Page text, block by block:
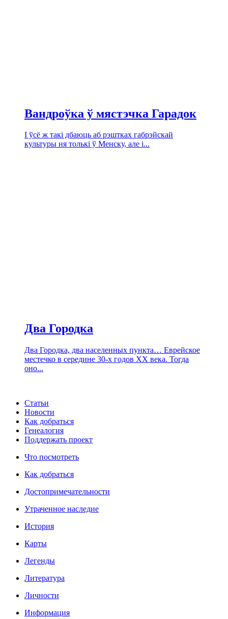
Вандроўка ў мястэчка Гарадок
І ўсё ж такі дбаюць аб рэштках габрэйскай
культуры ня толькі ў Менску, але і...
Два Городка
Два Городка, два населенных пункта… Еврейское
местечко в середине 30-х годов XX века. Тогда
оно...
Статьи
Новости
Как добраться
Генеалогия
Поддержать проект
Что посмотреть
Как добраться
Достопримечательности
Утраченное наследие
История
Карты
Легенды
Литература
Личности
Информация